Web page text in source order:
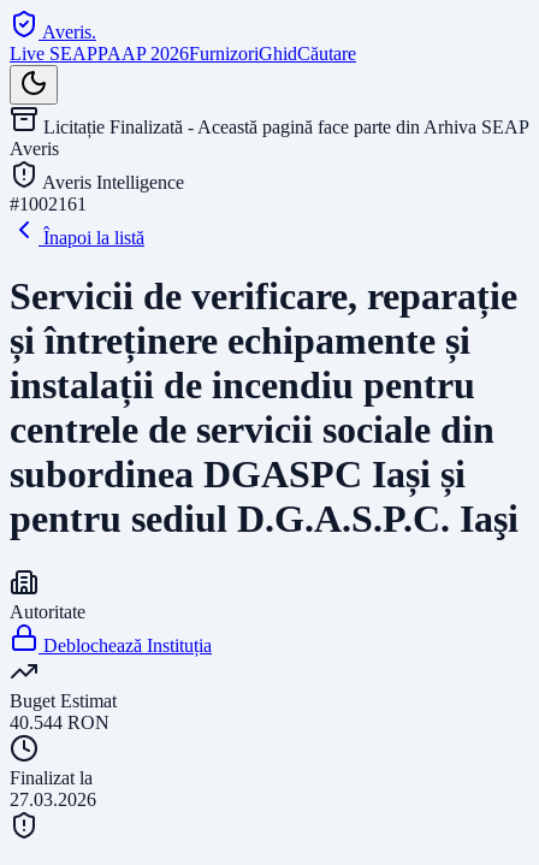
Averis.
Live SEAPPAAP 2026FurnizoriGhidCăutare
Licitație Finalizată - Această pagină face parte din Arhiva SEAP
Averis
Averis Intelligence
#1002161
Înapoi la listă
Servicii de verificare, reparație
și întreținere echipamente și
instalații de incendiu pentru
centrele de servicii sociale din
subordinea DGASPC Iași și
pentru sediul D.G.A.S.P.C. Iaşi
Autoritate
Deblochează Instituția
Buget Estimat
40.544 RON
Finalizat la
27.03.2026